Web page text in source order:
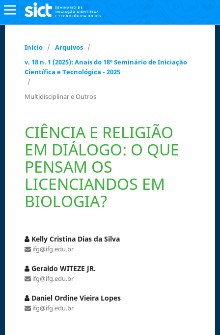
Início / Arquivos /
v. 18 n. 1 (2025): Anais do 18º Seminário de Iniciação
Científica e Tecnológica - 2025
/
Multidisciplinar e Outros
CIÊNCIA E RELIGIÃO
EM DIÁLOGO: O QUE
PENSAM OS
LICENCIANDOS EM
BIOLOGIA?
Kelly Cristina Dias da Silva
ifg@ifg.edu.br
Geraldo WITEZE JR.
ifg@ifg.edu.br
Daniel Ordine Vieira Lopes
ifg@ifg.edu.br